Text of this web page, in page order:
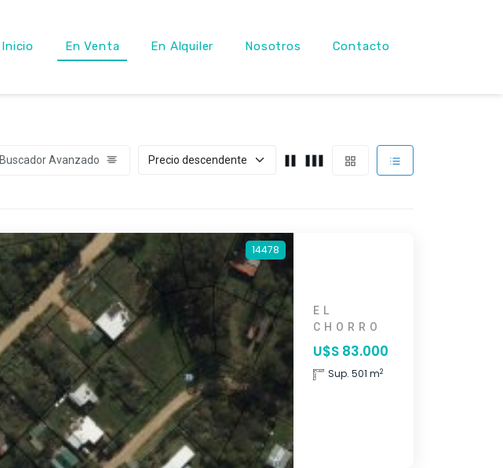
Inicio En Venta En Alquiler Nosotros Contacto
Buscador Avanzado
14478
EL
CHORRO
U$S 83.000
Sup. 501 m2